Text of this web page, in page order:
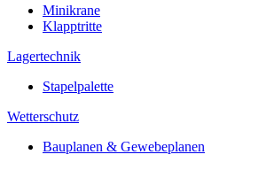
Minikrane
Klapptritte
Lagertechnik
Stapelpalette
Wetterschutz
Bauplanen & Gewebeplanen